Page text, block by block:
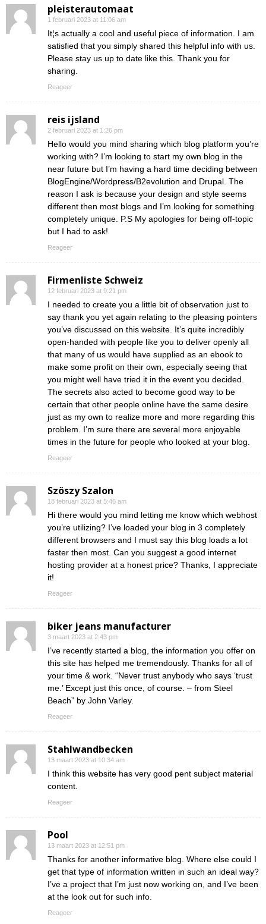
pleisterautomaat
1 februari 2023 at 11:06 am
It¦s actually a cool and useful piece of information. I am
satisfied that you simply shared this helpful info with us.
Please stay us up to date like this. Thank you for
sharing.
Reageer
reis ijsland
2 februari 2023 at 1:26 pm
Hello would you mind sharing which blog platform you’re
working with? I’m looking to start my own blog in the
near future but I’m having a hard time deciding between
BlogEngine/Wordpress/B2evolution and Drupal. The
reason I ask is because your design and style seems
different then most blogs and I’m looking for something
completely unique. P.S My apologies for being off-topic
but I had to ask!
Reageer
Firmenliste Schweiz
12 februari 2023 at 9:21 pm
I needed to create you a little bit of observation just to
say thank you yet again relating to the pleasing pointers
you’ve discussed on this website. It’s quite incredibly
open-handed with people like you to deliver openly all
that many of us would have supplied as an ebook to
make some profit on their own, especially seeing that
you might well have tried it in the event you decided.
The secrets also acted to become good way to be
certain that other people online have the same desire
just as my own to realize more and more regarding this
problem. I’m sure there are several more enjoyable
times in the future for people who looked at your blog.
Reageer
Szöszy Szalon
18 februari 2023 at 5:46 am
Hi there would you mind letting me know which webhost
you’re utilizing? I’ve loaded your blog in 3 completely
different browsers and I must say this blog loads a lot
faster then most. Can you suggest a good internet
hosting provider at a honest price? Thanks, I appreciate
it!
Reageer
biker jeans manufacturer
3 maart 2023 at 2:43 pm
I’ve recently started a blog, the information you offer on
this site has helped me tremendously. Thanks for all of
your time & work. “Never trust anybody who says ‘trust
me.’ Except just this once, of course. – from Steel
Beach” by John Varley.
Reageer
Stahlwandbecken
13 maart 2023 at 10:34 am
I think this website has very good pent subject material
content.
Reageer
Pool
13 maart 2023 at 12:51 pm
Thanks for another informative blog. Where else could I
get that type of information written in such an ideal way?
I’ve a project that I’m just now working on, and I’ve been
at the look out for such info.
Reageer